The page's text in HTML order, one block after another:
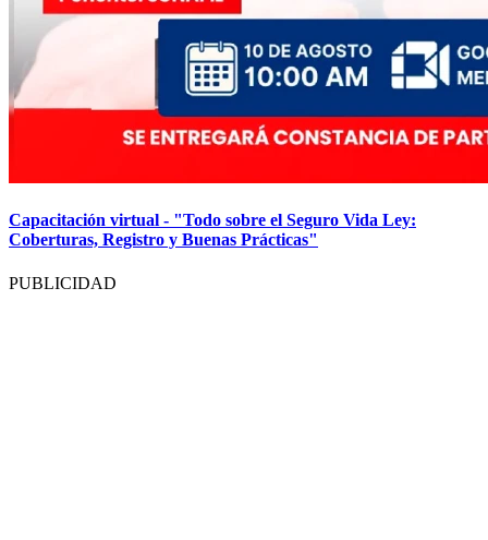
Capacitación virtual - "Todo sobre el Seguro Vida Ley:
Coberturas, Registro y Buenas Prácticas"
PUBLICIDAD